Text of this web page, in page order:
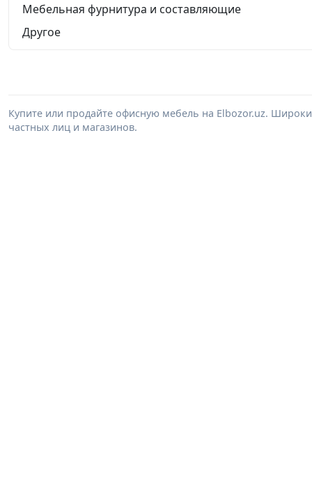
Мебельная фурнитура и составляющие
Другое
Купите или продайте офисную мебель на Elbozor.uz.
частных лиц и магазинов.